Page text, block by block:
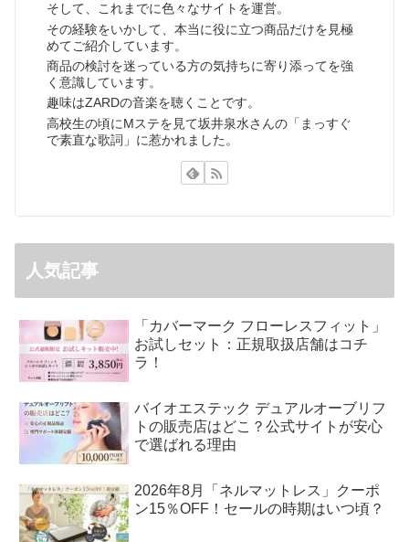
そして、これまでに色々なサイトを運営。
その経験をいかして、本当に役に立つ商品だけを見極
めてご紹介しています。
商品の検討を迷っている方の気持ちに寄り添ってを強
く意識しています。
趣味はZARDの音楽を聴くことです。
高校生の頃にMステを見て坂井泉水さんの「まっすぐ
で素直な歌詞」に惹かれました。
人気記事
「カバーマーク フローレスフィット」
お試しセット：正規取扱店舗はコチ
ラ！
バイオエステック デュアルオーブリフ
トの販売店はどこ？公式サイトが安心
で選ばれる理由
2026年8月「ネルマットレス」クーポ
ン15％OFF！セールの時期はいつ頃？